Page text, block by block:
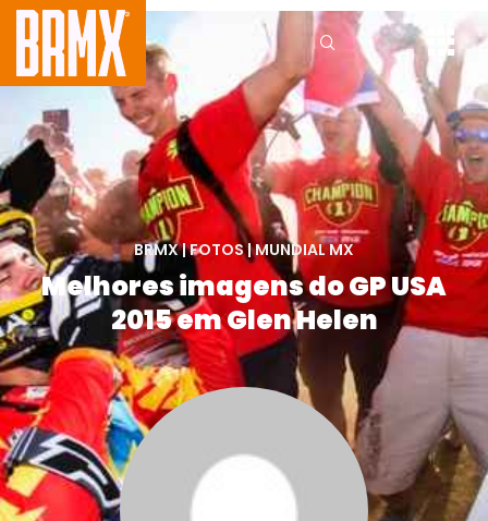
BRMX|FOTOS|MUNDIAL MX
Melhores imagens do GP USA
2015 em Glen Helen